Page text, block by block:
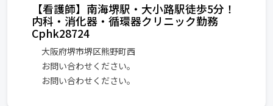
【看護師】南海堺駅・大小路駅徒歩5分！
内科・消化器・循環器クリニック勤務
Cphk28724
大阪府堺市堺区熊野町西
お問い合わせください。
お問い合わせください。